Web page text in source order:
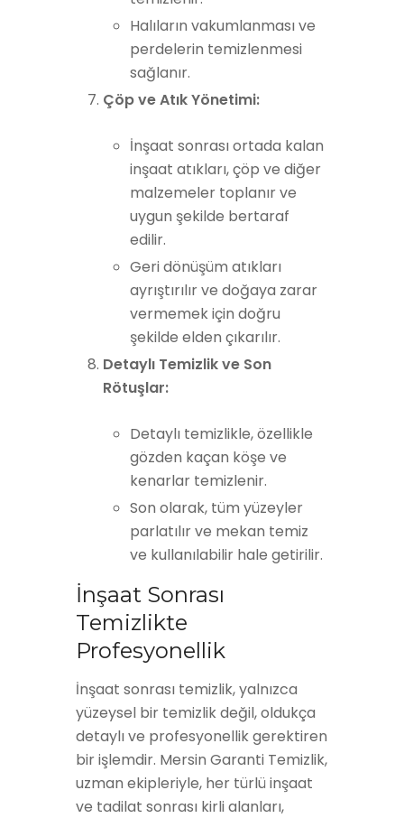
Halıların vakumlanması ve
perdelerin temizlenmesi
sağlanır.
Çöp ve Atık Yönetimi:
İnşaat sonrası ortada kalan
inşaat atıkları, çöp ve diğer
malzemeler toplanır ve
uygun şekilde bertaraf
edilir.
Geri dönüşüm atıkları
ayrıştırılır ve doğaya zarar
vermemek için doğru
şekilde elden çıkarılır.
Detaylı Temizlik ve Son
Rötuşlar:
Detaylı temizlikle, özellikle
gözden kaçan köşe ve
kenarlar temizlenir.
Son olarak, tüm yüzeyler
parlatılır ve mekan temiz
ve kullanılabilir hale getirilir.
İnşaat Sonrası
Temizlikte
Profesyonellik
İnşaat sonrası temizlik, yalnızca
yüzeysel bir temizlik değil, oldukça
detaylı ve profesyonellik gerektiren
bir işlemdir. Mersin Garanti Temizlik,
uzman ekipleriyle, her türlü inşaat
ve tadilat sonrası kirli alanları,